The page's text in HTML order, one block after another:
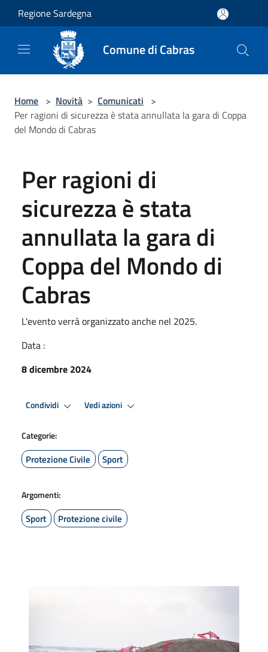
Salta al contenuto principale
Regione Sardegna
Comune di Cabras
Home > Novità > Comunicati >
Per ragioni di sicurezza è stata annullata la gara di Coppa
del Mondo di Cabras
Per ragioni di
sicurezza è stata
annullata la gara di
Coppa del Mondo di
Cabras
L'evento verrà organizzato anche nel 2025.
Data :
8 dicembre 2024
Condividi Vedi azioni
Categorie:
Protezione Civile Sport
Argomenti:
Sport Protezione civile